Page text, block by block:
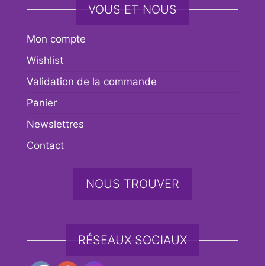
VOUS ET NOUS
Mon compte
Wishlist
Validation de la commande
Panier
Newslettres
Contact
NOUS TROUVER
RÉSEAUX SOCIAUX